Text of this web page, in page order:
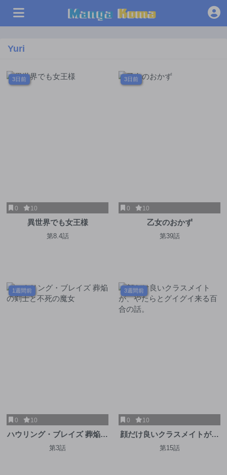
Yuri
3日前
0 10
異世界でも女王様
第8.4話
3日前
0 10
乙女のおかず
第39話
1週間前
0 10
ハウリング・ブレイズ 葬焔の
剣士と不死の魔女
第3話
3週間前
0 10
顔だけ良いクラスメイトが、
やたらとグイグイ来る百合の
第15話